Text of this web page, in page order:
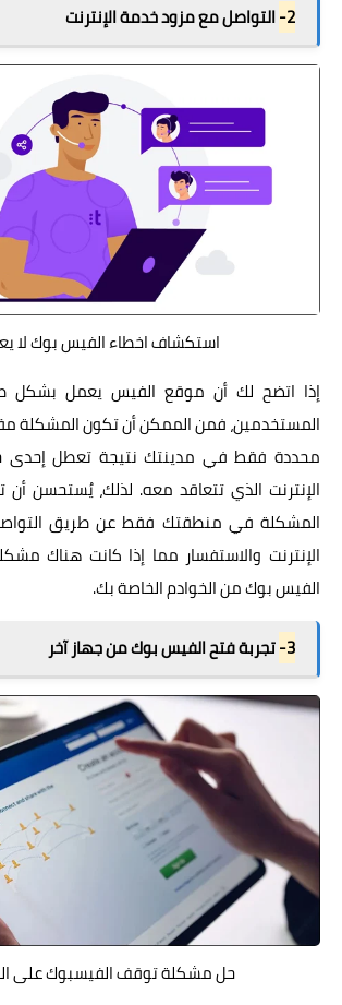
2- التواصل مع مزود خدمة الإنترنت
استكشاف اخطاء الفيس بوك لا
إذا اتضح لك أن موقع الفيس يعمل بشكل
المستخدمين، فمن الممكن أن تكون المشكلة
محددة فقط في مدينتك نتيجة تعطل إحدى
الإنترنت الذي تتعاقد معه. لذلك، يُستحسن أن
المشكلة في منطقتك فقط عن طريق
الإنترنت والاستفسار مما إذا كانت هناك
الفيس بوك من الخوادم الخاصة بك.
3- تجربة فتح الفيس بوك من جهاز آخر
حل مشكلة توقف الفيسبوك على